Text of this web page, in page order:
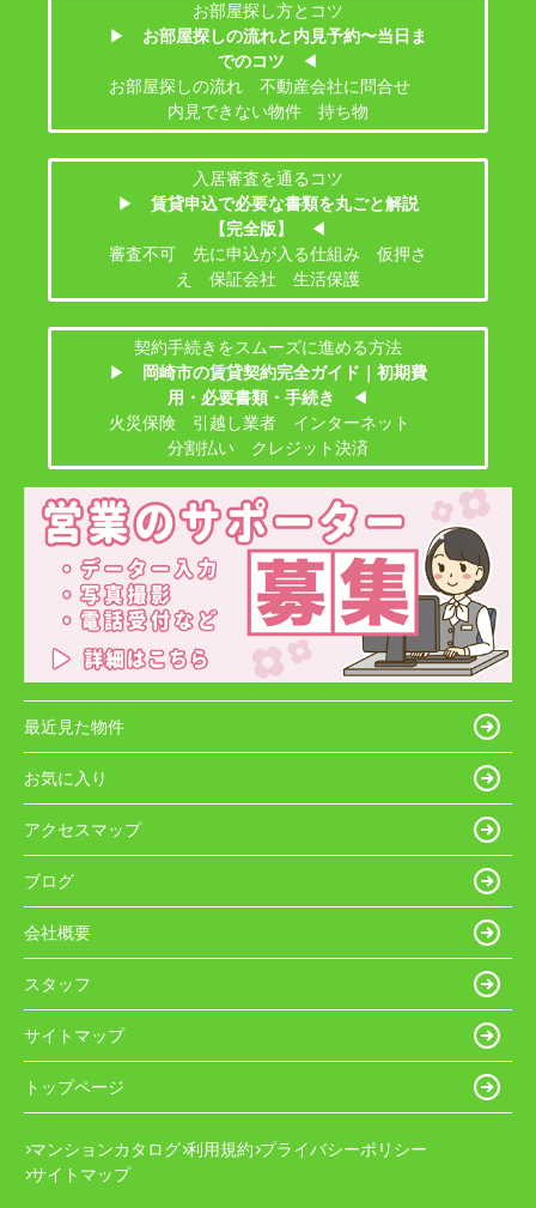
お部屋探し方とコツ
▶
お部屋探しの流れと内見予約〜当日ま
でのコツ
◀
お部屋探しの流れ 不動産会社に問合せ
内見できない物件 持ち物
入居審査を通るコツ
▶
賃貸申込で必要な書類を丸ごと解説
【完全版】
◀
審査不可 先に申込が入る仕組み 仮押さ
え 保証会社 生活保護
契約手続きをスムーズに進める方法
▶
岡崎市の賃貸契約完全ガイド｜初期費
用・必要書類・手続き
◀
火災保険 引越し業者 インターネット
分割払い クレジット決済
最近見た物件
お気に入り
アクセスマップ
ブログ
会社概要
スタッフ
サイトマップ
トップページ
マンションカタログ 利用規約 プライバシーポリシー
サイトマップ